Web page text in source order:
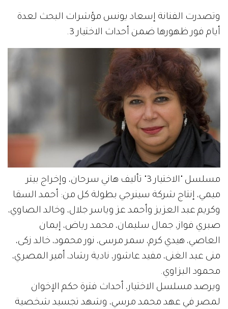
وتصدرت الفنانة إسعاد يونس مؤشرات البحث لعدة
أيام فور ظهورها ضمن أحداث الاختيار 3.
مسلسل "الاختيار 3" تأليف هاني سرحان، وإخراج بيتر
ميمي، إنتاج شركة سينرجي بطولة كل من: أحمد السقا
وكريم عبد العزيز وأحمد عز وياسر جلال، وخالد الصاوي،
صبري فواز، جمال سليمان، محمد رياض، إيمان
العاصي، هيدي كرم، سمر مرسى، نور محمود، خالد زكى،
منى عبد الغنى، مفيد عاشور، نادية رشاد، أمير المصري،
محمود البزاوي.
ويرصد مسلسل الاختيار، أحداث فترة حكم الإخوان
لمصر في عهد محمد مرسي، وشهد تجسيد شخصية